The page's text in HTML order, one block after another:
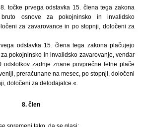
točke prvega odstavka 15. člena tega zakona
osnove za pokojninsko in invalidsko
za zavarovance in po stopnji, določeni za
odstavka 15. člena tega zakona plačujejo
pokojninsko in invalidsko zavarovanje, vendar
zadnje znane povprečne letne plače
preračunane na mesec, po stopnji, določeni
določeni za delodajalce.«.
8. člen